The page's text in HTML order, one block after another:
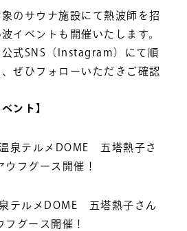
のサウナ施設にて熱波師を招
イベントも開催いたします。
式SNS（Instagram）にて順
ぜひフォローいただきご確認
ント】
泉テルメDOME 五塔熱子さ
フグース開催！
テルメDOME 五塔熱子さん
グース開催！